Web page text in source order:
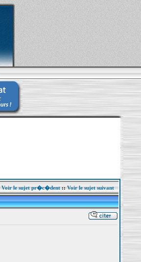
Voir le sujet pr�c�dent::Voir le sujet suivant